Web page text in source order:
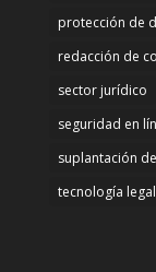
protección de
redacción de
sector jurídico
seguridad en
suplantación
tecnología legal